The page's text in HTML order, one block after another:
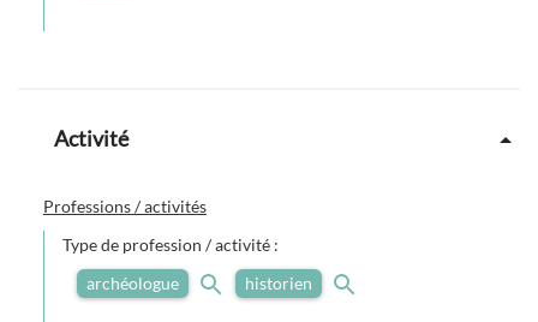
Activité
Professions / activités
Type de profession / activité :
archéologue
historien